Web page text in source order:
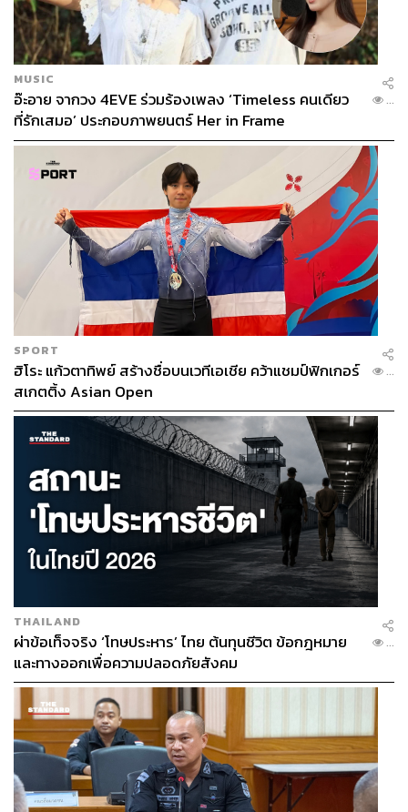
MUSIC
อ๊ะอาย จากวง 4EVE ร่วมร้องเพลง ‘Timeless คนเดียว
ที่รักเสมอ’ ประกอบภาพยนตร์ Her in Frame
...
SPORT
ฮิโระ แก้วตาทิพย์ สร้างชื่อบนเวทีเอเชีย คว้าแชมป์ฟิกเกอร์
สเกตติ้ง Asian Open
...
THAILAND
ผ่าข้อเท็จจริง ‘โทษประหาร’ ไทย ต้นทุนชีวิต ข้อกฎหมาย
และทางออกเพื่อความปลอดภัยสังคม
...